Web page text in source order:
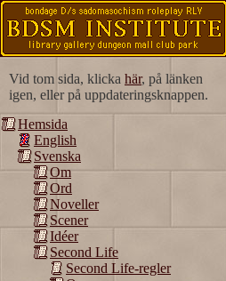
Vid tom sida, klicka här, på länken
igen, eller på uppdateringsknappen.
Hemsida
English
Svenska
Om
Ord
Noveller
Scener
Idéer
Second Life
Second Life-regler